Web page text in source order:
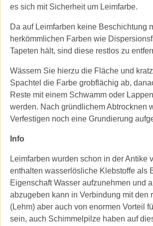
es sich mit Sicherheit um Leimfarbe.
Da auf Leimfarben keine Beschichtung
herkömmlichen Farben wie
Tapeten hält, sind diese restlos zu
Wässern Sie hierzu die Fläche und
Spachtel die Farbe grobflächig ab,
Reste mit einem Schwamm oder
werden. Nach gründlichem Abtrocknen
Verfestigen noch eine Grundierung
Info
Leimfarben wurden schon in der Antike
enthalten wasserlösliche Klebstoffe als
Eigenschaft Wasser aufzunehmen und
abzugeben kann in Verbindung mit den
(Lehm) aber auch von enormen Vorteil
sein, auch Schimmelpilze haben auf